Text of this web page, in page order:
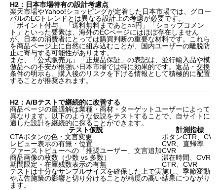
H2：日本市場特有の設計考慮点
楽天市場やYahoo!ショッピングが定着した日本市場では、グロー
バルのECトレンドとは異なる設計上の考慮が必要です。
「ポイント付与」「送料無料まであと○○円」「ショップコメン
ト」といった要素は、海外のECページにはほぼ存在しません
が、日本の消費者にとっては購買判断の重要な材料です。これら
を商品ページ上に自然に組み込むことが、国内ユーザーの離脱防
止に寄与する可能性があります。
また、「公式販売元」「正規品保証」の表記は、並行輸入品や模
倣品への不安が根強い日本市場では特に効果的です。返品・交換
条件の明示も、購入後のリスクを下げる情報として積極的に配置
することが推奨されます。
H2：A/Bテストで継続的に改善する
商品ページの最適解は業種・商材・ターゲットユーザーによって
異なります。以下のような仮説をテストすることで、自サイトに
適した設計を継続的に探ることができます。
テスト仮説
計測指標
CTAボタンの色・文言変更
ボタンCTR、CVR
レビュー表示の有無・位置
CVR、直帰率
ファーストビューへの「推奨ユーザー」文言追加CVR
商品画像の枚数（少数 vs 多数）
滞在時間、CVR
期間限定・在庫残数表示の有無
CTR、CVR
テストは十分なサンプルサイズを確保した上で実施し、季節変動
や広告施策の影響と切り分けることが精度の高い結果につながり
ます。